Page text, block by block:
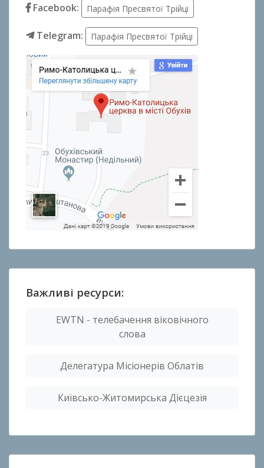
Facebook:
Парафія Пресвятої Трійці
Telegram: Парафія Пресвятої Трійці
Важливі ресурси:
EWTN - телебачення віковічного
слова
Делегатура Місіонерів Облатів
Київсько-Житомирська Дієцезія